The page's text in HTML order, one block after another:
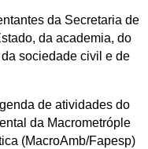
da Secretaria de
da academia, do
sociedade civil e de
de atividades do
da Macrometróple
(MacroAmb/Fapesp)